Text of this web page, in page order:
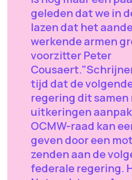
geleden dat we in
lazen dat het
werkende armen
voorzitter Peter
tijd dat de
regering dit samen
uitkeringen
OCMW-raad kan
geven door een
zenden aan de
federale regering.